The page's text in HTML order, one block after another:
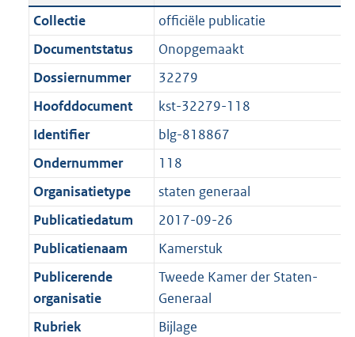
c
t
i
e
n
f
o
r
m
a
a
t
t
:
4
5
5
K
b
n
d
s
r
o
o
t
e
:
1
K
b
a
n
d
g
r
o
t
t
e
:
1
K
b
Collectie
officiële publicatie
Documentstatus
Onopgemaakt
Dossiernummer
32279
Hoofddocument
kst-32279-118
Identifier
blg-818867
Ondernummer
118
Organisatietype
staten generaal
Publicatiedatum
2017-09-26
Publicatienaam
Kamerstuk
Publicerende
organisatie
Tweede Kamer der Staten-
Generaal
Rubriek
Bijlage